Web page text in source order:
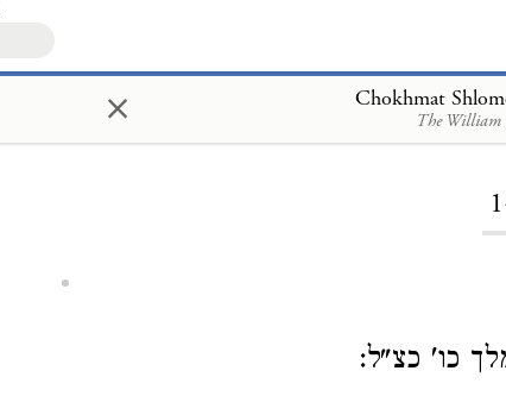
× Chokhmat
The William
כו' כצ"ל: